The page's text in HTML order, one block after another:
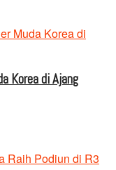
Korea di Ajang